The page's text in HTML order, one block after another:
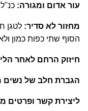
עור אדום ומגורה:
מחזור לא סדיר: לטגן
הסוף שתי כפות כמון
חיזוק הרחם לאחר
הגברת חלב של נשים
ליצירת קשר ופרטים